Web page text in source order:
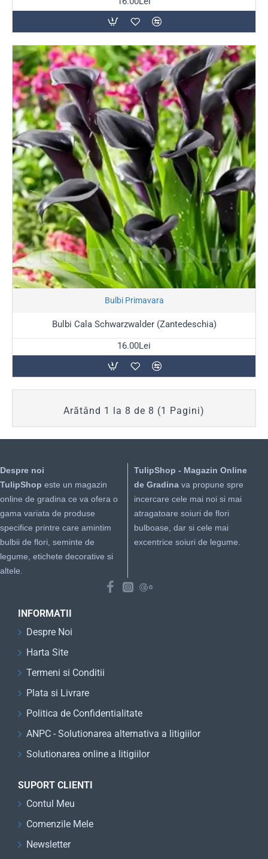
Bulbi Primavara
Bulbi Cala Schwarzwalder (Zantedeschia)
16.00Lei
Arătând 1 la 8 de 8 (1 Pagini)
Despre noi
TulipShop este un magazin
online de gradina ce va ofera o
gama variata de produse
specifice printre care amintim
bulbii de flori, seminte de
legume, etichete decorative si
altele.
TulipShop - Magazin Online
de Gradinava propune spre
incercare cele mai noi si mai
atragatoare soiuri de flori
bulboase, dar si cele mai
excentrice soiuri de legume.
INFORMATII
Despre Noi
Harta Site
Termeni si Conditii
Plata si Livrare
Politica de Confidentialitate
ANPC - Solutionarea alternativa a litigiilor
Solutionarea online a litigiilor
SUPORT CLIENTI
Contul Meu
Comenzile Mele
Newsletter